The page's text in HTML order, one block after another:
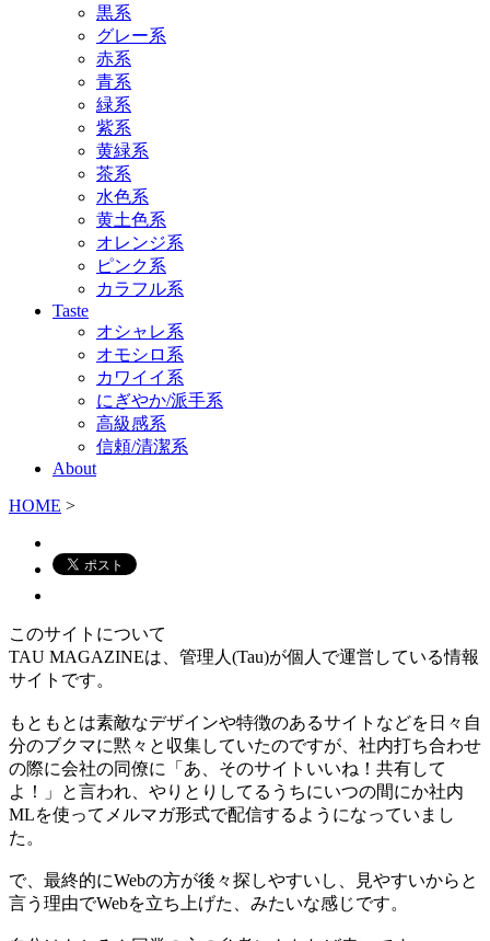
黒系
グレー系
赤系
青系
緑系
紫系
黄緑系
茶系
水色系
黄土色系
オレンジ系
ピンク系
カラフル系
Taste
オシャレ系
オモシロ系
カワイイ系
にぎやか/派手系
高級感系
信頼/清潔系
About
HOME >
このサイトについて
TAU MAGAZINEは、管理人(Tau)が個人で運営している情報
サイトです。
もともとは素敵なデザインや特徴のあるサイトなどを日々自
分のブクマに黙々と収集していたのですが、社内打ち合わせ
の際に会社の同僚に「あ、そのサイトいいね！共有して
よ！」と言われ、やりとりしてるうちにいつの間にか社内
MLを使ってメルマガ形式で配信するようになっていまし
た。
で、最終的にWebの方が後々探しやすいし、見やすいからと
言う理由でWebを立ち上げた、みたいな感じです。